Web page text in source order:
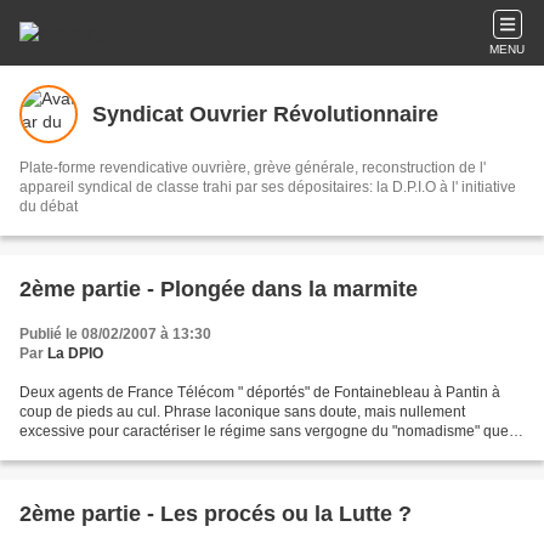
MENU
Syndicat Ouvrier Révolutionnaire
Plate-forme revendicative ouvrière, grève générale, reconstruction de l'
appareil syndical de classe trahi par ses dépositaires: la D.P.I.O à l' initiative
du débat
2ème partie - Plongée dans la marmite
Publié le 08/02/2007 à 13:30
Par La DPIO
Deux agents de France Télécom " déportés" de Fontainebleau à Pantin à
coup de pieds au cul. Phrase laconique sans doute, mais nullement
excessive pour caractériser le régime sans vergogne du "nomadisme" que
2ème partie - Les procés ou la Lutte ?